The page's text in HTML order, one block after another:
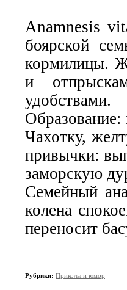
Аnamnesis
боярской
кормилицы.
и
Образование:
Чахотку,
привычки:
заморскую
Семейный
колена
переносит
Рубрики: Приколы и юмор